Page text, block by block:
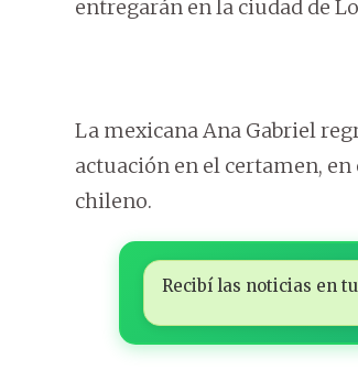
entregarán en la ciudad de
La mexicana Ana Gabriel
actuación en el certamen,
chileno.
Recibí las noticias en